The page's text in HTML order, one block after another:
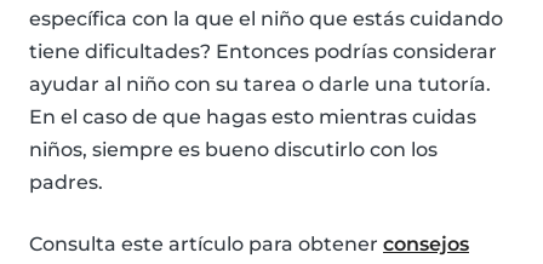
específica con la que el niño que estás cuidando
tiene dificultades? Entonces podrías considerar
ayudar al niño con su tarea o darle una tutoría.
En el caso de que hagas esto mientras cuidas
niños, siempre es bueno discutirlo con los
padres.
Consulta este artículo para obtener consejos